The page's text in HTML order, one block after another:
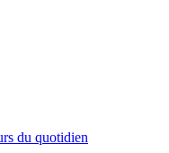
du quotidien